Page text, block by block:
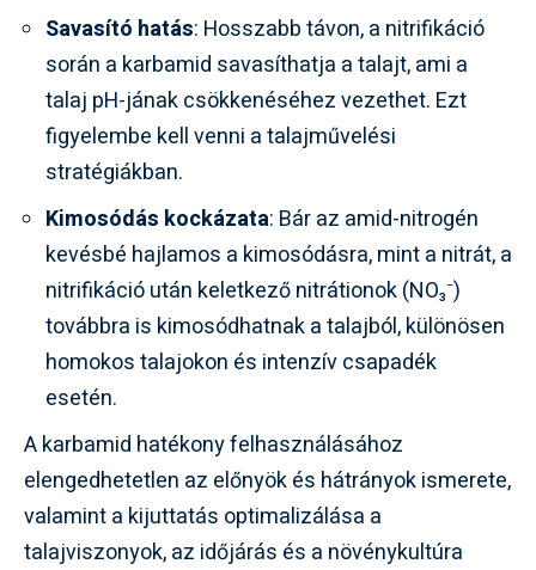
Savasító hatás: Hosszabb távon, a nitrifikáció
során a karbamid savasíthatja a talajt, ami a
talaj pH-jának csökkenéséhez vezethet. Ezt
figyelembe kell venni a talajművelési
stratégiákban.
Kimosódás kockázata: Bár az amid-nitrogén
kevésbé hajlamos a kimosódásra, mint a nitrát, a
nitrifikáció után keletkező nitrátionok (NO₃⁻)
továbbra is kimosódhatnak a talajból, különösen
homokos talajokon és intenzív csapadék
esetén.
A karbamid hatékony felhasználásához
elengedhetetlen az előnyök és hátrányok ismerete,
valamint a kijuttatás optimalizálása a
talajviszonyok, az időjárás és a növénykultúra